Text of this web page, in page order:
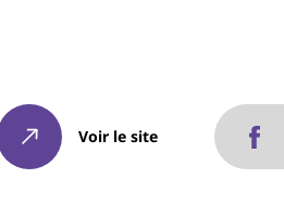
Voir le site